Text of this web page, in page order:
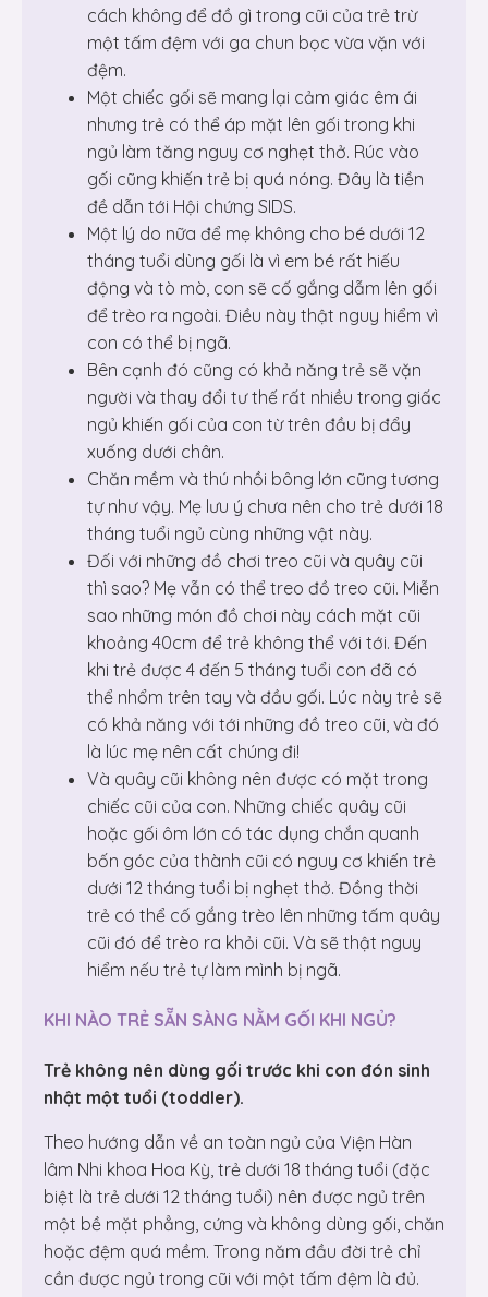
cách không để đồ gì trong cũi của trẻ trừ
một tấm đệm với ga chun bọc vừa vặn với
đệm.
Một chiếc gối sẽ mang lại cảm giác êm ái
nhưng trẻ có thể áp mặt lên gối trong khi
ngủ làm tăng nguy cơ nghẹt thở. Rúc vào
gối cũng khiến trẻ bị quá nóng. Đây là tiền
đề dẫn tới Hội chứng SIDS.
Một lý do nữa để mẹ không cho bé dưới 12
tháng tuổi dùng gối là vì em bé rất hiếu
động và tò mò, con sẽ cố gắng dẫm lên gối
để trèo ra ngoài. Điều này thật nguy hiểm vì
con có thể bị ngã.
Bên cạnh đó cũng có khả năng trẻ sẽ vặn
người và thay đổi tư thế rất nhiều trong giấc
ngủ khiến gối của con từ trên đầu bị đẩy
xuống dưới chân.
Chăn mềm và thú nhồi bông lớn cũng tương
tự như vậy. Mẹ lưu ý chưa nên cho trẻ dưới 18
tháng tuổi ngủ cùng những vật này.
Đối với những đồ chơi treo cũi và quây cũi
thì sao? Mẹ vẫn có thể treo đồ treo cũi. Miễn
sao những món đồ chơi này cách mặt cũi
khoảng 40cm để trẻ không thể với tới. Đến
khi trẻ được 4 đến 5 tháng tuổi con đã có
thể nhổm trên tay và đầu gối. Lúc này trẻ sẽ
có khả năng với tới những đồ treo cũi, và đó
là lúc mẹ nên cất chúng đi!
Và quây cũi không nên được có mặt trong
chiếc cũi của con. Những chiếc quây cũi
hoặc gối ôm lớn có tác dụng chắn quanh
bốn góc của thành cũi có nguy cơ khiến trẻ
dưới 12 tháng tuổi bị nghẹt thở. Đồng thời
trẻ có thể cố gắng trèo lên những tấm quây
cũi đó để trèo ra khỏi cũi. Và sẽ thật nguy
hiểm nếu trẻ tự làm mình bị ngã.
KHI NÀO TRẺ SẴN SÀNG NẰM GỐI KHI NGỦ?
Trẻ không nên dùng gối trước khi con đón sinh
nhật một tuổi (toddler).
Theo hướng dẫn về an toàn ngủ của Viện Hàn
lâm Nhi khoa Hoa Kỳ, trẻ dưới 18 tháng tuổi (đặc
biệt là trẻ dưới 12 tháng tuổi) nên được ngủ trên
một bề mặt phẳng, cứng và không dùng gối, chăn
hoặc đệm quá mềm. Trong năm đầu đời trẻ chỉ
cần được ngủ trong cũi với một tấm đệm là đủ.